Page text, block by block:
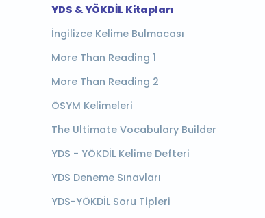
YDS & YÖKDİL Kitapları
İngilizce Kelime Bulmacası
More Than Reading 1
More Than Reading 2
ÖSYM Kelimeleri
The Ultimate Vocabulary Builder
YDS - YÖKDİL Kelime Defteri
YDS Deneme Sınavları
YDS-YÖKDİL Soru Tipleri